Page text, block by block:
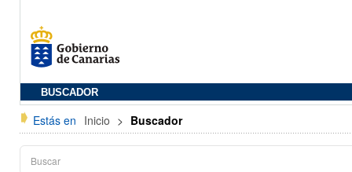
BUSCADOR
Estás en Inicio > Buscador